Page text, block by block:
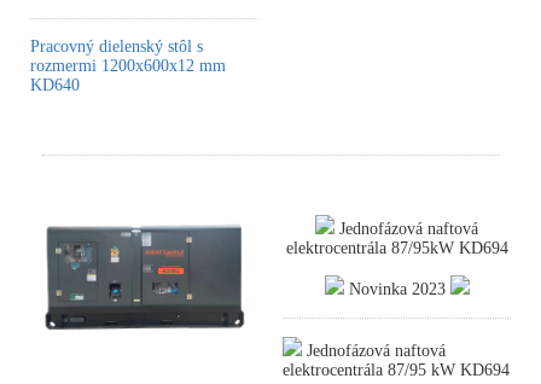
Pracovný dielenský stôl s
rozmermi 1200x600x12 mm
KD640
Jednofázová naftová
elektrocentrála 87/95kW KD694
Novinka 2023
Jednofázová naftová
elektrocentrála 87/95 kW KD694